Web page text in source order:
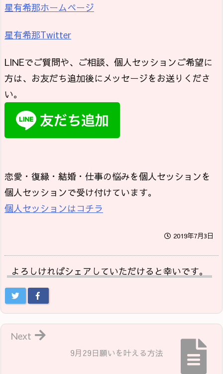
星有希那ホームページ
星有希那Twitter
LINEでご質問や、ご相談、個人セッションご希望に
方は、お友だち追加後にメッセージをお送りくださ
い。
恋愛・復縁・結婚・仕事の悩みを個人セッションを
個人セッションで受け付けています。
個人セッションはコチラ
2019年7月3日
よろしければシェアしていただけると幸いです。
9月29日願いを叶える方法
Next